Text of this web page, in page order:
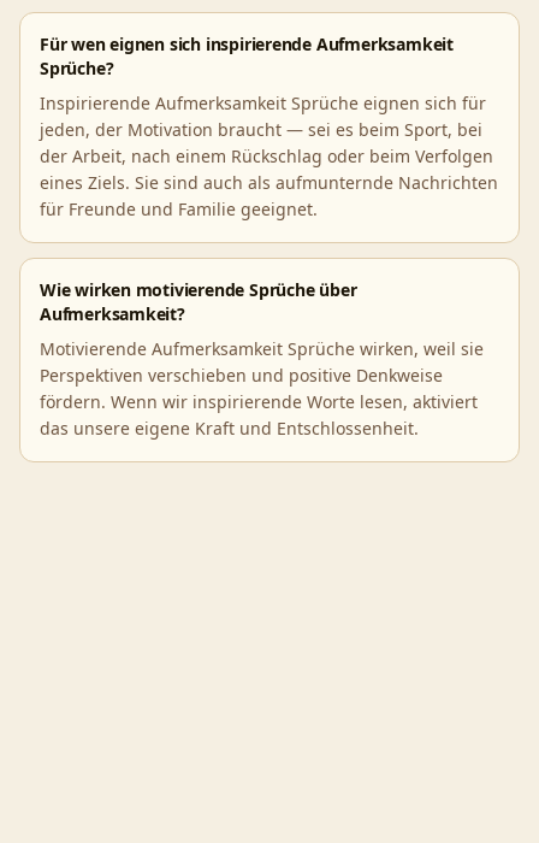
Für wen eignen sich inspirierende Aufmerksamkeit
Sprüche?
Inspirierende Aufmerksamkeit Sprüche eignen sich für
jeden, der Motivation braucht — sei es beim Sport, bei
der Arbeit, nach einem Rückschlag oder beim Verfolgen
eines Ziels. Sie sind auch als aufmunternde Nachrichten
für Freunde und Familie geeignet.
Wie wirken motivierende Sprüche über
Aufmerksamkeit?
Motivierende Aufmerksamkeit Sprüche wirken, weil sie
Perspektiven verschieben und positive Denkweise
fördern. Wenn wir inspirierende Worte lesen, aktiviert
das unsere eigene Kraft und Entschlossenheit.